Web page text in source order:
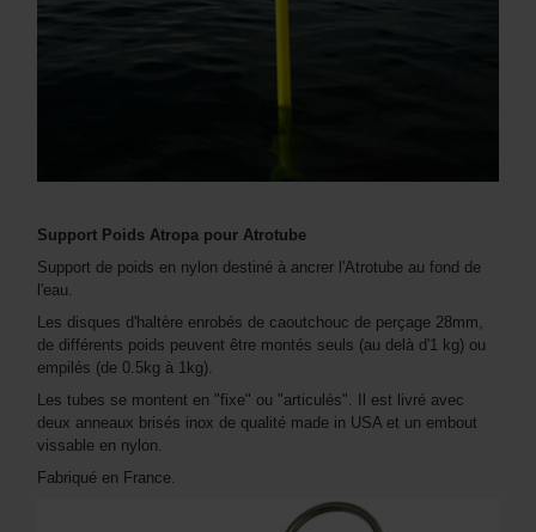
Support Poids Atropa pour Atrotube
Support de poids en nylon destiné à ancrer l'Atrotube au fond de
l'eau.
Les disques d'haltère enrobés de caoutchouc de perçage 28mm,
de différents poids peuvent être montés seuls (au delà d'1 kg) ou
empilés (de 0.5kg à 1kg).
Les tubes se montent en "fixe" ou "articulés". Il est livré avec
deux anneaux brisés inox de qualité made in USA et un embout
vissable en nylon.
Fabriqué en France.